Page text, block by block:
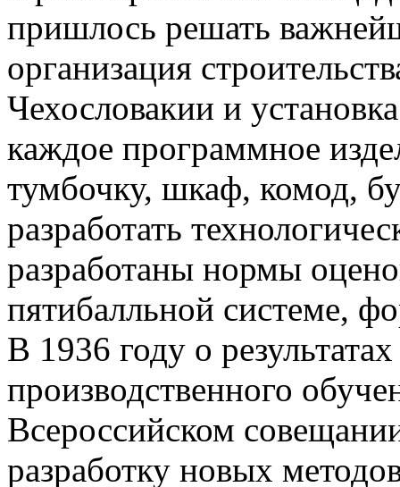
пришлось решать
организация
Чехословакии и
каждое программное
тумбочку, шкаф, комод,
разработать
разработаны нормы
пятибалльной системе,
В 1936 году о
производственного
Всероссийском
разработку новых